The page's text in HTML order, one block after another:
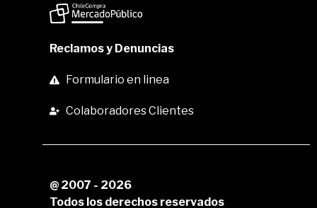
Reclamos y Denuncias
Formulario en linea
Colaboradores Clientes
@ 2007 - 2026
Todos los derechos reservados